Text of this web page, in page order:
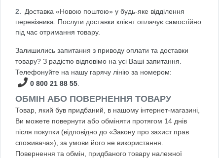
Доставка «Новою поштою» у будь-яке відділення
перевізника. Послуги доставки клієнт оплачує самостійно
під час отримання товару.
Залишились запитання з приводу оплати та доставки
товару? З радістю відповімо на усі Ваші запитання.
Телефонуйте на нашу гарячу лінію за номером:
0 800 21 88 55
ОБМІН АБО ПОВЕРНЕННЯ ТОВАРУ
Товар, який був придбаний, в нашому інтернет-магазині,
Ви можете повернути або обміняти протягом 14 днів
після покупки (відповідно до «Закону про захист прав
споживача»), за умови його не використання.
Повернення та обмін, придбаного товару належної